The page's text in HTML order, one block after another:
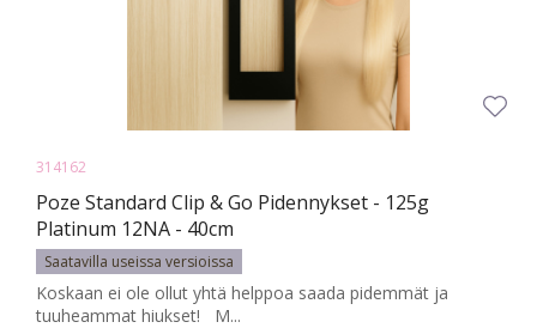
314162
Poze Standard Clip & Go Pidennykset - 125g
Platinum 12NA - 40cm
Saatavilla useissa versioissa
Koskaan ei ole ollut yhtä helppoa saada pidemmät ja
tuuheammat hiukset! M...